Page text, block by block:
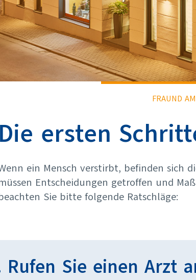
FRAUND
Die ersten
ein Mensch verstirbt, befinden sich
Entscheidungen getroffen und
Sie bitte folgende Ratschläge:
Rufen Sie einen Arzt